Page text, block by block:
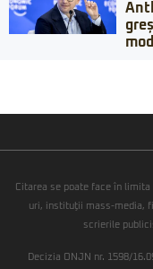
Citarea se poate face în
uri, instituţii mass-media,
scrierile
Decizia ONJN nr. 1598/